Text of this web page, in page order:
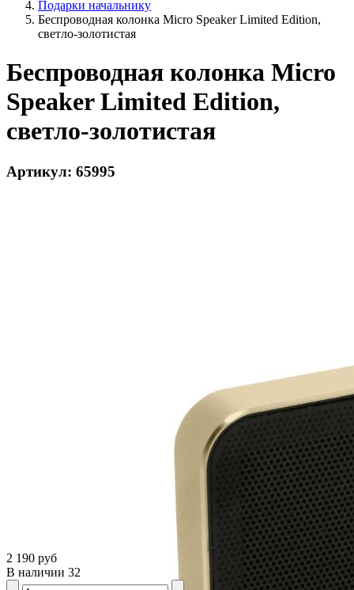
Подарки начальнику
Беспроводная колонка Micro Speaker Limited Edition,
светло-золотистая
Беспроводная колонка Micro
Speaker Limited Edition,
светло-золотистая
Артикул: 65995
2 190 руб
В наличии 32